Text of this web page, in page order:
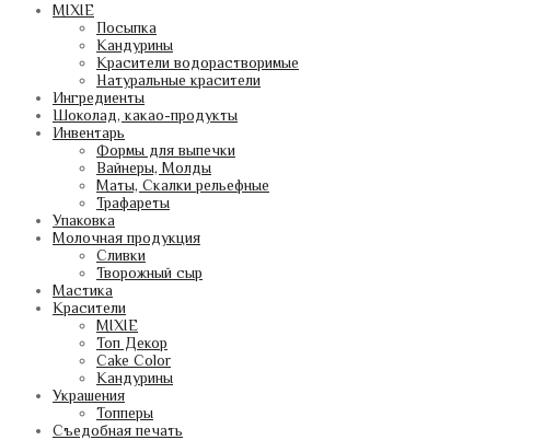
MIXIE
Посыпка
Кандурины
Красители водорастворимые
Натуральные красители
Ингредиенты
Шоколад, какао-продукты
Инвентарь
Формы для выпечки
Вайнеры, Молды
Маты, Скалки рельефные
Трафареты
Упаковка
Молочная продукция
Сливки
Творожный сыр
Мастика
Красители
MIXIE
Топ Декор
Cake Color
Кандурины
Украшения
Топперы
Съедобная печать